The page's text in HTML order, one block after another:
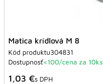
Matica krídlová M 8
Kód produktu304831
Dostupnosť<100/cena za 10ks
1,03 €s DPH